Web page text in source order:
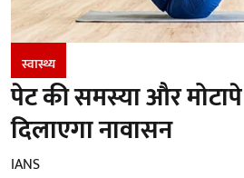
स्वास्थ्य
पेट की समस्या और
दिलाएगा नावासन
IANS